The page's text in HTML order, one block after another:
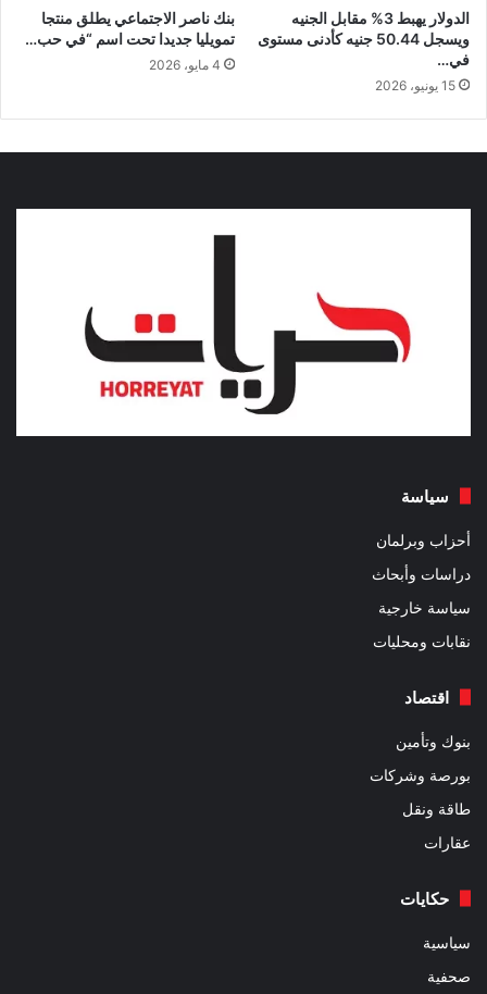
الدولار يهبط 3% مقابل الجنيه
ويسجل 50.44 جنيه كأدنى مستوى
في…
15 يونيو، 2026
بنك ناصر الاجتماعي يطلق منتجا
تمويليا جديدا تحت اسم “في حب…
4 مايو، 2026
سياسة
أحزاب وبرلمان
دراسات وأبحاث
سياسة خارجية
نقابات ومحليات
اقتصاد
بنوك وتأمين
بورصة وشركات
طاقة ونقل
عقارات
حكايات
سياسية
صحفية